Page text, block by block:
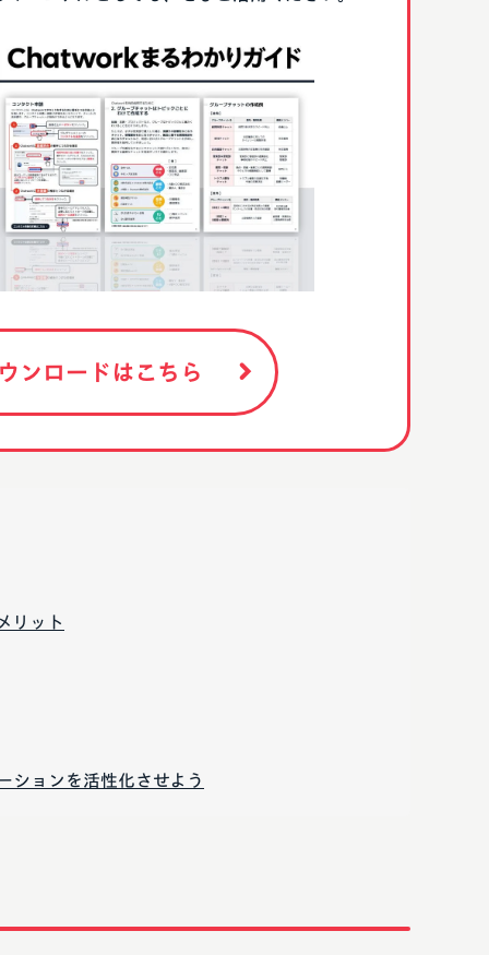
ンロードはこちら
リット
ションを活性化させよう